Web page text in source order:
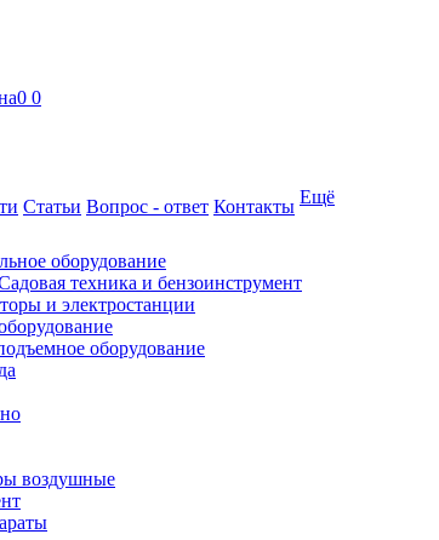
0 0
Статьи Вопрос - ответ Контакты Ещё
оборудование
техника и бензоинструмент
и электростанции
оборудование
воздушные